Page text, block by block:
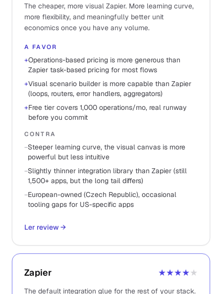
The cheaper, more visual Zapier. More learning curve,
more flexibility, and meaningfully better unit
economics once you have any volume.
A FAVOR
+Operations-based pricing is more generous than
Zapier task-based pricing for most flows
+Visual scenario builder is more capable than Zapier
(loops, routers, error handlers, aggregators)
+Free tier covers 1,000 operations/mo, real runway
before you commit
CONTRA
−Steeper learning curve, the visual canvas is more
powerful but less intuitive
−Slightly thinner integration library than Zapier (still
1,500+ apps, but the long tail differs)
−European-owned (Czech Republic), occasional
tooling gaps for US-specific apps
Ler review →
Zapier ★★★★★
The default integration glue for the rest of your stack.